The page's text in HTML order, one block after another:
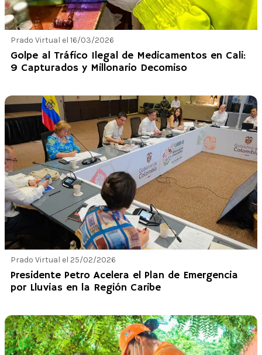
Prado Virtual el 16/03/2026
Golpe al Tráfico Ilegal de Medicamentos en Cali:
9 Capturados y Millonario Decomiso
Prado Virtual el 25/02/2026
Presidente Petro Acelera el Plan de Emergencia
por Lluvias en la Región Caribe